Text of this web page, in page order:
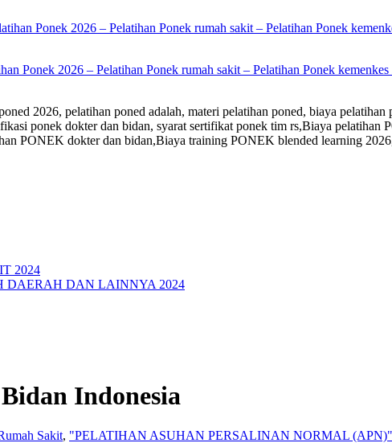
Ponek 2026 – Pelatihan Ponek rumah sakit – Pelatihan Ponek
2026, pelatihan poned adalah, materi pelatihan poned, biaya
ponek dokter dan bidan, syarat sertifikat ponek tim rs,Biaya
PONEK dokter dan bidan,Biaya training PONEK blended learning
2024
DAERAH DAN LAINNYA 2024
Indonesia
Sakit, "PELATIHAN ASUHAN PERSALINAN NORMAL (APN)"